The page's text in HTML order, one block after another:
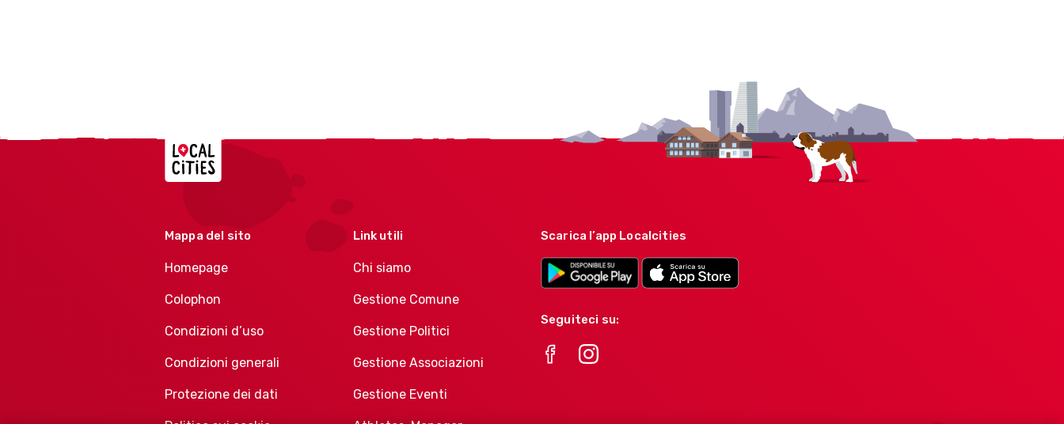
Localcities
Mappa del sito
Homepage
Colophon
Condizioni d’uso
Condizioni generali
Protezione dei dati
Link utili
Chi siamo
Gestione Comune
Gestione Politici
Gestione Associazioni
Gestione Eventi
Scarica l’app Localcities
Seguiteci su: